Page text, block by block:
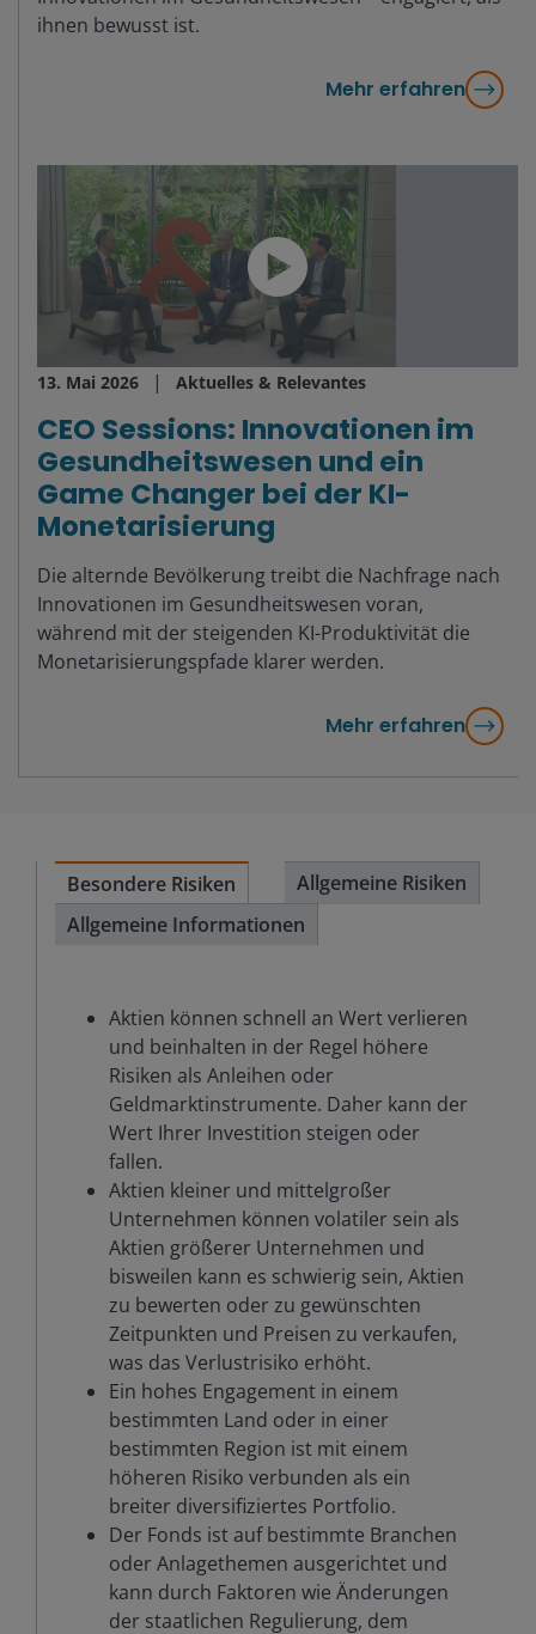
ihnen bewusst ist.
Mehr erfahren
13. Mai 2026 Aktuelles & Relevantes
CEO Sessions: Innovationen im
Gesundheitswesen und ein
Game Changer bei der KI-
Monetarisierung
Die alternde Bevölkerung treibt die Nachfrage nach
Innovationen im Gesundheitswesen voran,
während mit der steigenden KI-Produktivität die
Monetarisierungspfade klarer werden.
Mehr erfahren
Besondere Risiken
Allgemeine Risiken
Allgemeine Informationen
Aktien können schnell an Wert verlieren
und beinhalten in der Regel höhere
Risiken als Anleihen oder
Geldmarktinstrumente. Daher kann der
Wert Ihrer Investition steigen oder
fallen.
Aktien kleiner und mittelgroßer
Unternehmen können volatiler sein als
Aktien größerer Unternehmen und
bisweilen kann es schwierig sein, Aktien
zu bewerten oder zu gewünschten
Zeitpunkten und Preisen zu verkaufen,
was das Verlustrisiko erhöht.
Ein hohes Engagement in einem
bestimmten Land oder in einer
bestimmten Region ist mit einem
höheren Risiko verbunden als ein
breiter diversifiziertes Portfolio.
Der Fonds ist auf bestimmte Branchen
oder Anlagethemen ausgerichtet und
kann durch Faktoren wie Änderungen
der staatlichen Regulierung, dem